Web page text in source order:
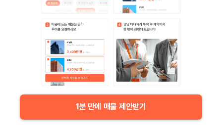
1분 만에 매물 제안받기